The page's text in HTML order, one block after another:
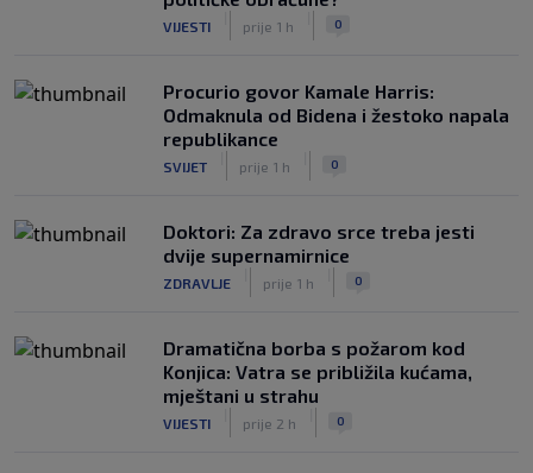
VIJESTI prije 1 h 0
Procurio govor Kamale Harris:
Odmaknula od Bidena i žestoko napala
republikance
SVIJET prije 1 h 0
Doktori: Za zdravo srce treba jesti
dvije supernamirnice
ZDRAVLJE prije 1 h 0
Dramatična borba s požarom kod
Konjica: Vatra se približila kućama,
mještani u strahu
VIJESTI prije 2 h 0